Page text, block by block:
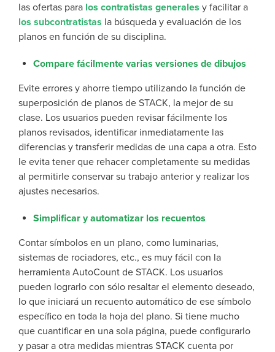
las ofertas para los contratistas generales y facilitar a
los subcontratistas la búsqueda y evaluación de los
planos en función de su disciplina.
Compare fácilmente varias versiones de dibujos
Evite errores y ahorre tiempo utilizando la función de
superposición de planos de STACK, la mejor de su
clase. Los usuarios pueden revisar fácilmente los
planos revisados, identificar inmediatamente las
diferencias y transferir medidas de una capa a otra. Esto
le evita tener que rehacer completamente su medidas
al permitirle conservar su trabajo anterior y realizar los
ajustes necesarios.
Simplificar y automatizar los recuentos
Contar símbolos en un plano, como luminarias,
sistemas de rociadores, etc., es muy fácil con la
herramienta AutoCount de STACK. Los usuarios
pueden lograrlo con sólo resaltar el elemento deseado,
lo que iniciará un recuento automático de ese símbolo
específico en toda la hoja del plano. Si tiene mucho
que cuantificar en una sola página, puede configurarlo
y pasar a otra medidas mientras STACK cuenta por